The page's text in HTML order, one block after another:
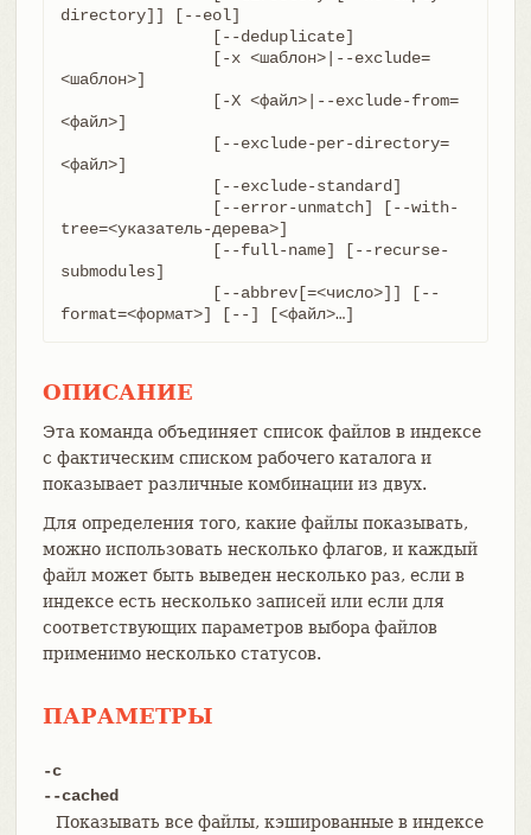
directory]] [--eol]
<шаблон>]
<файл>]
<файл>]
tree=<указатель-дерева>]
submodules]
format=<формат>] [--] [<файл>…​]
ОПИСАНИЕ
Эта команда объединяет список файлов в индексе
с фактическим списком рабочего каталога и
показывает различные комбинации из двух.
Для определения того, какие файлы показывать,
можно использовать несколько флагов, и каждый
файл может быть выведен несколько раз, если в
индексе есть несколько записей или если для
соответствующих параметров выбора файлов
применимо несколько статусов.
ПАРАМЕТРЫ
-c
--cached
Показывать все файлы, кэшированные в индексе